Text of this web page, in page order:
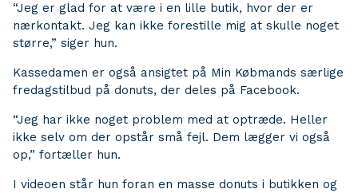
“Jeg er glad for at være i en lille butik, hvor der er
nærkontakt. Jeg kan ikke forestille mig at skulle noget
større,” siger hun.
Kassedamen er også ansigtet på Min Købmands særlige
fredagstilbud på donuts, der deles på Facebook.
“Jeg har ikke noget problem med at optræde. Heller
ikke selv om der opstår små fejl. Dem lægger vi også
op,” fortæller hun.
I videoen står hun foran en masse donuts i butikken og